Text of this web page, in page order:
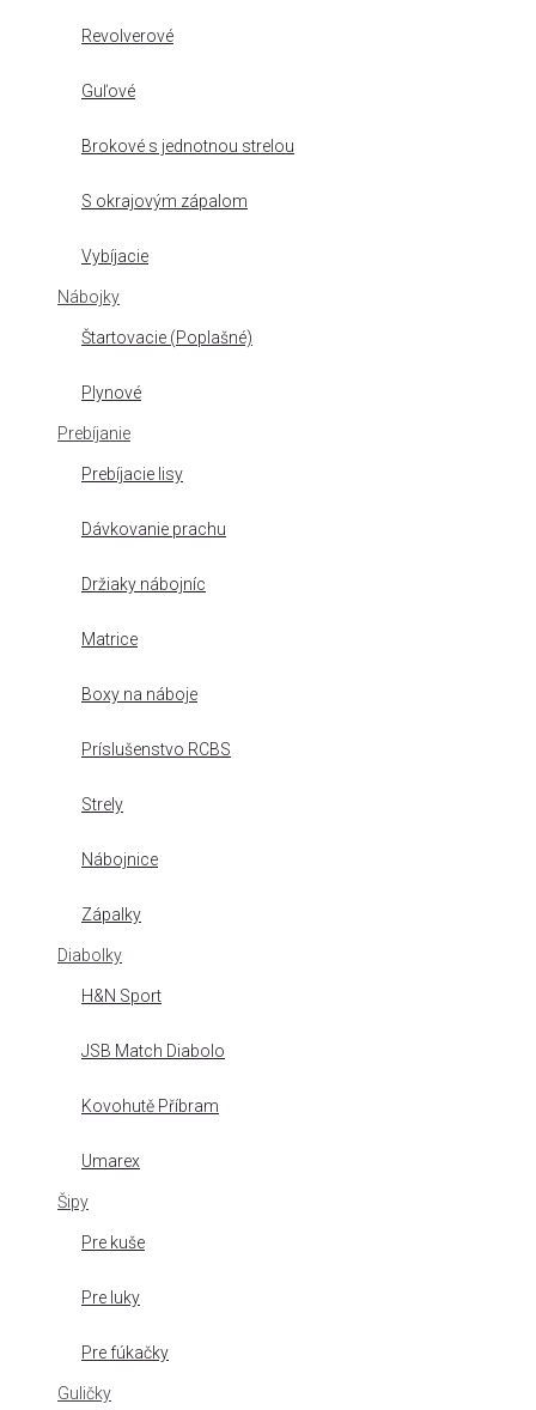
Revolverové
Guľové
Brokové s jednotnou strelou
S okrajovým zápalom
Vybíjacie
Nábojky
Štartovacie (Poplašné)
Plynové
Prebíjanie
Prebíjacie lisy
Dávkovanie prachu
Držiaky nábojníc
Matrice
Boxy na náboje
Príslušenstvo RCBS
Strely
Nábojnice
Zápalky
Diabolky
H&N Sport
JSB Match Diabolo
Kovohutě Příbram
Umarex
Šipy
Pre kuše
Pre luky
Pre fúkačky
Guličky